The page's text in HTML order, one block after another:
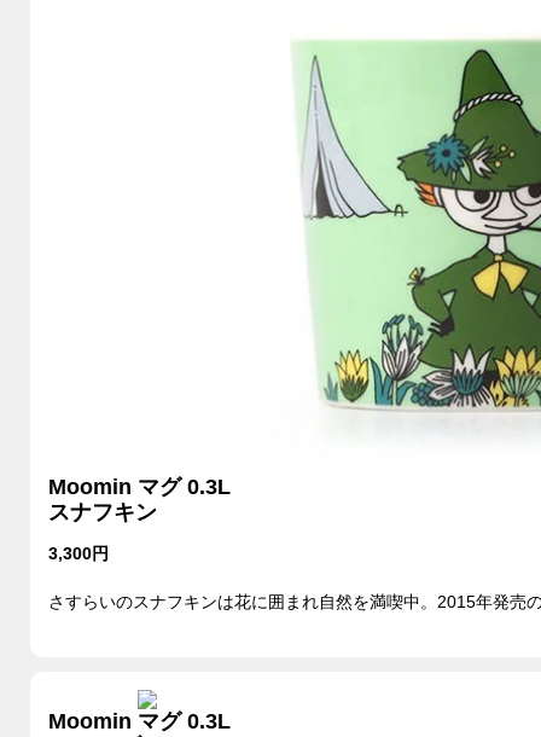
Moomin マグ 0.3L
スナフキン
3,300円
さすらいのスナフキンは花に囲まれ自然を満喫中。2015年発売
Moomin マグ 0.3L